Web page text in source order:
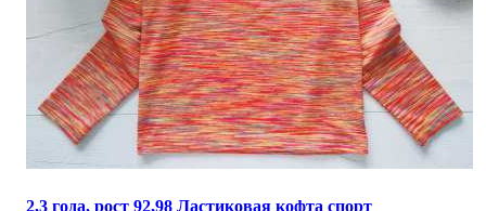
2,3 года, рост 92,98 Ластиковая кофта спорт